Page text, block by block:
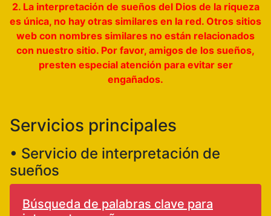
2. La interpretación de sueños del Dios de la riqueza
es única, no hay otras similares en la red. Otros sitios
web con nombres similares no están relacionados
con nuestro sitio. Por favor, amigos de los sueños,
presten especial atención para evitar ser
engañados.
Servicios principales
• Servicio de interpretación de
sueños
Búsqueda de palabras clave para